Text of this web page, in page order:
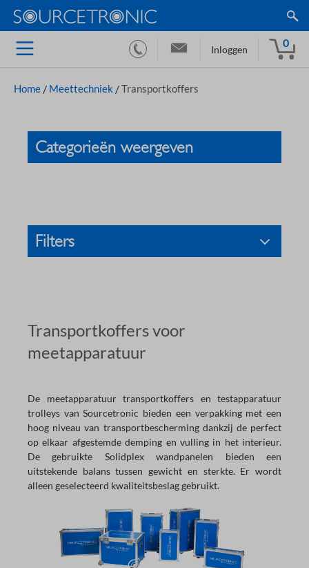
Inloggen
0
Home / Meettechniek /Transportkoffers
Categorieën weergeven
Filters
Transportkoffers voor
meetapparatuur
De meetapparatuur transportkoffers en testapparatuur
trolleys van Sourcetronic bieden een verpakking met een
hoog niveau van transportbescherming dankzij de perfect
op elkaar afgestemde demping en vulling in het interieur.
De gebruikte Solidplex wandpanelen bieden een
uitstekende balans tussen gewicht en sterkte. Er wordt
alleen geselecteerd kwaliteitsbeslag gebruikt.